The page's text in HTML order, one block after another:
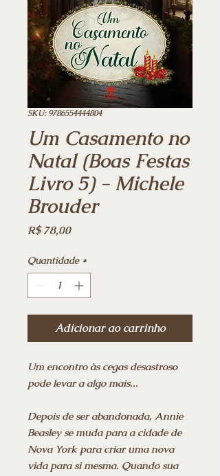
SKU: 9786554444804
Um Casamento no
Natal (Boas Festas
Livro 5) - Michele
Brouder
R$ 78,00Preço
Quantidade *
Adicionar ao carrinho
Um encontro às cegas desastroso
pode levar a algo mais...
Depois de ser abandonada, Annie
Beasley se muda para a cidade de
Nova York para criar uma nova
vida para si mesma. Quando sua